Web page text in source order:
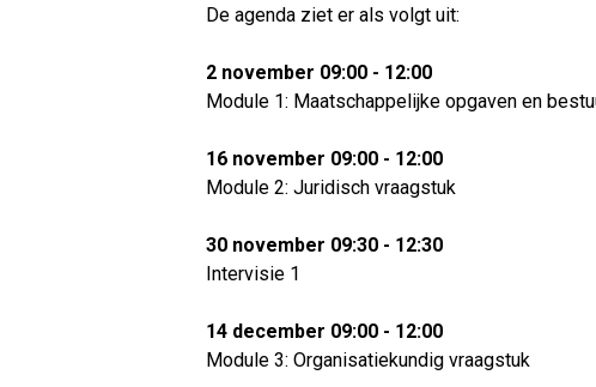
De agenda ziet er als volgt uit:
2 november 09:00 - 12:00
Module 1: Maatschappelijke opgaven en
16 november 09:00 - 12:00
Module 2: Juridisch vraagstuk
30 november 09:30 - 12:30
Intervisie 1
14 december 09:00 - 12:00
Module 3: Organisatiekundig vraagstuk